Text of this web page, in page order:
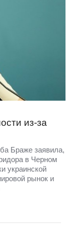
из-за
Браже заявила,
в Черном
украинской
рынок и